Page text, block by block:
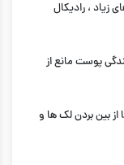
، رادیکال
پوست مانع از
بین بردن لک ها و